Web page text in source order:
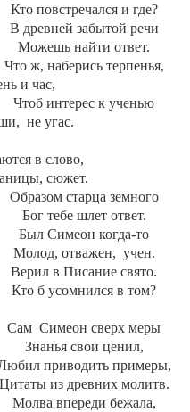
Кто повстречался и где?
В древней забытой речи
Можешь найти ответ.
Что ж, наберись терпенья,
Чтоб интерес к ученью
не угас.
слово,
сюжет.
Образом старца земного
Бог тебе шлет ответ.
Был Симеон когда-то
Молод, отважен, учен.
Верил в Писание свято.
Кто б усомнился в том?
Сам Симеон сверх меры
Знанья свои ценил,
приводить примеры,
Цитаты из древних молитв.
Молва впереди бежала,